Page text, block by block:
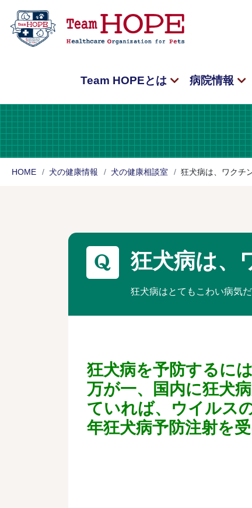
Team HOPEとは 病院情報
HOME 犬の健康情報 犬の健康相談室 狂犬病は、ワクチ
狂犬病は、
狂犬病はとてもこわい病気
狂犬病を予防するに
万が一、国内に狂犬
ていれば、ウイルス
年狂犬病予防注射を